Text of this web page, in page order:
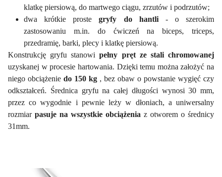
klatkę piersiową, do martwego ciągu, zrzutów i podrzutów;
dwa krótkie prostegryfy do hantli - o szerokim
zastosowaniu m.in. do ćwiczeń na biceps, triceps,
przedramię, barki, plecy i klatkę piersiową.
Konstrukcję gryfu stanowipełny pręt ze stali chromowanej
uzyskanej w procesie hartowania. Dzięki temu można założyć na
niego obciążenie do 150 kg , bez obaw o powstanie wygięć czy
odkształceń. Średnica gryfu na całej długości wynosi 30 mm,
przez co wygodnie i pewnie leży w dłoniach, a uniwersalny
rozmiar pasuje na wszystkie obciążenia z otworem o średnicy
31mm.